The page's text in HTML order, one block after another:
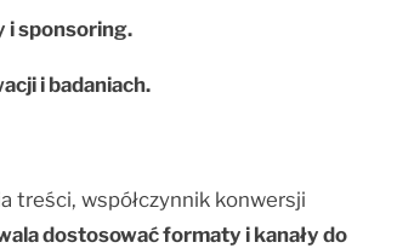
i sponsoring.
i badaniach.
treści, współczynnik konwersji
dostosować formaty i kanały do